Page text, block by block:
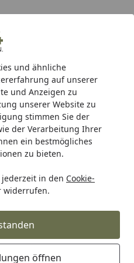
und ähnliche
auf unserer
und Anzeigen zu
unserer Website zu
stimmen Sie der
der Verarbeitung Ihrer
ein bestmögliches
zu bieten.
in den Cookie-
widerrufen.
öffnen
Hotline
& Pool-
bis 468,99€)
& Werkzeuge
16Z